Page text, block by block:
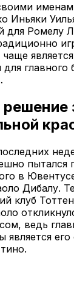
Иньяки
для Ромелу
для
пытался
в
Дибалу.
клуб
ведь
является